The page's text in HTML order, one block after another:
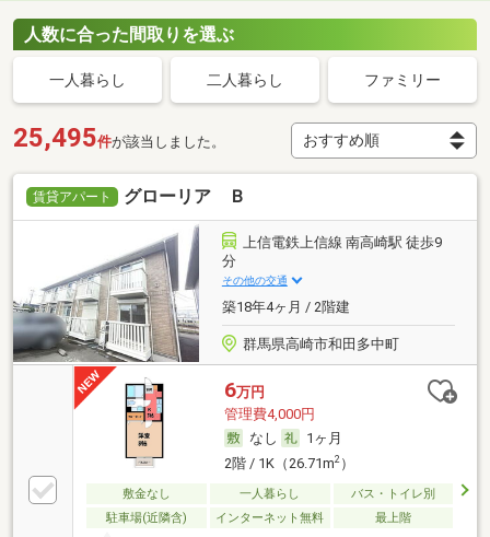
人数に合った間取りを選ぶ
一人暮らし 二人暮らし ファミリー
25,495件が該当しました。
賃貸アパート グローリア Ｂ
上信電鉄上信線 南高崎駅 徒歩9
分
その他の交通
築18年4ヶ月 / 2階建
群馬県高崎市和田多中町
6万円
管理費4,000円
なし
1ヶ月
2階 / 1K（26.71m2）
敷金なし 一人暮らし
バス・トイレ別
駐車場(近隣含)
インターネット無料 最上階